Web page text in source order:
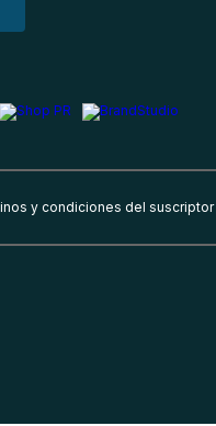
y condiciones del suscriptor